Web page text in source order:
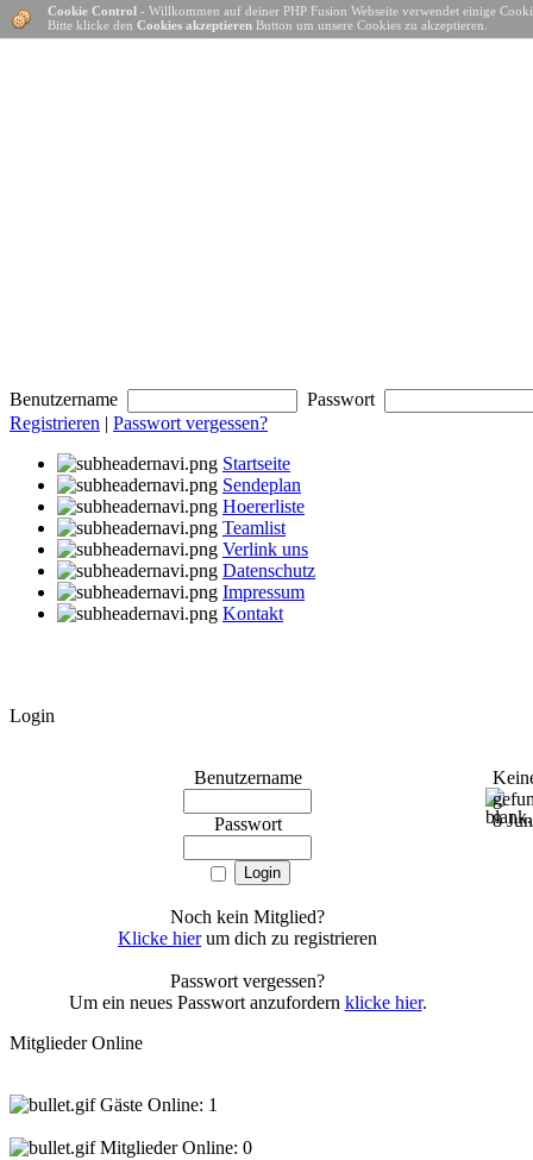
Benutzername
Passwort
Registrieren | Passwort vergessen?
Startseite
Sendeplan
Hoererliste
Teamlist
Verlink uns
Datenschutz
Impressum
Kontakt
Login
Benutzername
Passwort
Noch kein Mitglied?
Klicke hierum dich zu registrieren
Passwort vergessen?
Um ein neues Passwort anzufordern klicke hier.
Mitglieder Online
Gäste Online: 1
Mitglieder Online: 0
8
Cookie Control - Willkommen auf deiner PHP Fusion Webseite verwendet einige
Bitte klicke den Cookies akzeptieren Button um unsere Cookies zu akzeptieren.